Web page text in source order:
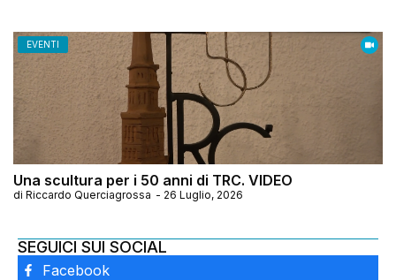
EVENTI
Una scultura per i 50 anni di TRC. VIDEO
di Riccardo Querciagrossa - 26 Luglio, 2026
SEGUICI SUI SOCIAL
Facebook